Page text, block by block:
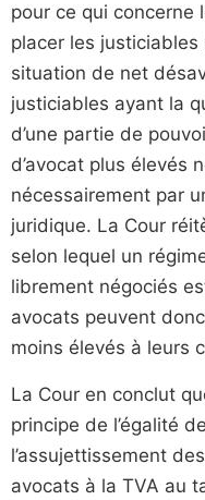
pour ce qui concerne
placer les
situation de net
justiciables ayant la
d’une partie de
d’avocat plus élevés
nécessairement par
juridique. La Cour
selon lequel un
librement négociés
avocats peuvent
moins élevés à leurs
La Cour en conclut
principe de l’égalité
l’assujettissement
avocats à la TVA au